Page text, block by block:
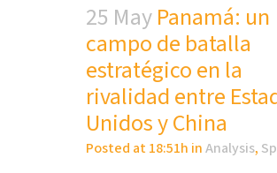
25 MayPanamá: un
campo de batalla
estratégico en la
rivalidad entre
Unidos y China
Posted at 18:51h inAnalysis,